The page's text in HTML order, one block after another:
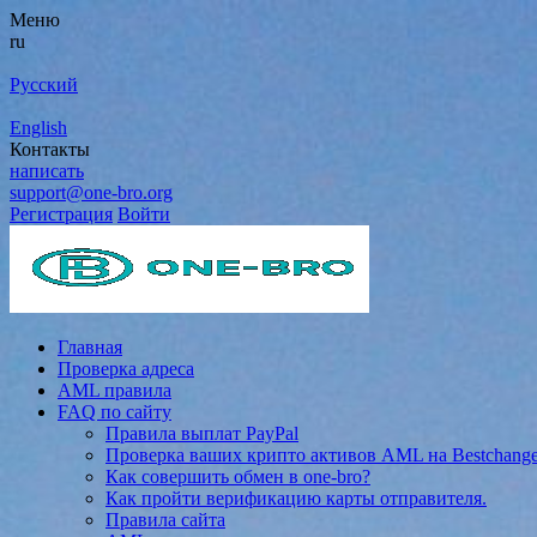
Меню
ru
Русский
English
Контакты
написать
support@one-bro.org
Регистрация Войти
Главная
Проверка адреса
AML правила
FAQ по сайту
Правила выплат PayPal
Проверка ваших крипто активов AML на
Как совершить обмен в one-bro?
Как пройти верификацию карты отправителя.
Правила сайта